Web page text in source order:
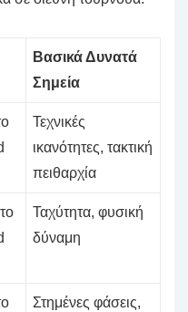
Βασικά Δυνατά
Σημεία
Τεχνικές
ικανότητες, τακτική
πειθαρχία
Ταχύτητα, φυσική
δύναμη
Στημένες φάσεις,